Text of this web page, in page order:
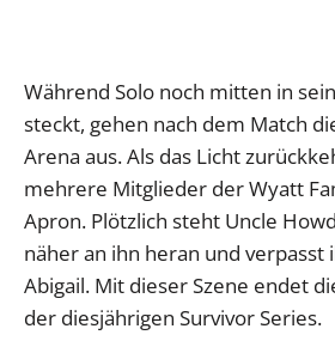
Während Solo noch mitten in
steckt, gehen nach dem Match
Arena aus. Als das Licht
mehrere Mitglieder der Wyatt
Apron. Plötzlich steht Uncle
näher an ihn heran und verpasst
Abigail. Mit dieser Szene endet
der diesjährigen Survivor Series.